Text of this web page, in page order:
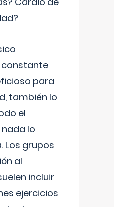
para
también lo
el
lo
Los grupos
al
incluir
ejercicios